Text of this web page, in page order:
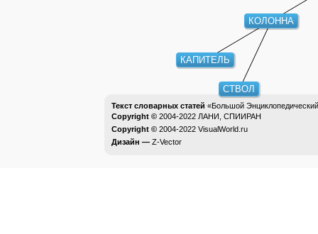
КОЛОННА
КАПИТЕЛЬ
СТВОЛ
Текст словарных статей «Большой
Copyright © 2004-2022 ЛАНИ, СПИИРАН
Copyright © 2004-2022 VisualWorld.ru
Дизайн — Z-Vector